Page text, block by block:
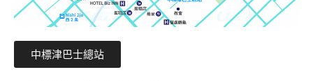
中標津巴士總站